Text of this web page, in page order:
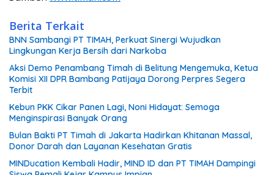
Berita Terkait
BNN Sambangi PT TIMAH, Perkuat Sinergi Wujudkan
Lingkungan Kerja Bersih dari Narkoba
Aksi Demo Penambang Timah di Belitung Mengemuka, Ketua
Komisi XII DPR Bambang Patijaya Dorong Perpres Segera
Terbit
Kebun PKK Cikar Panen Lagi, Noni Hidayat: Semoga
Menginspirasi Banyak Orang
Bulan Bakti PT Timah di Jakarta Hadirkan Khitanan Massal,
Donor Darah dan Layanan Kesehatan Gratis
MINDucation Kembali Hadir, MIND ID dan PT TIMAH Dampingi